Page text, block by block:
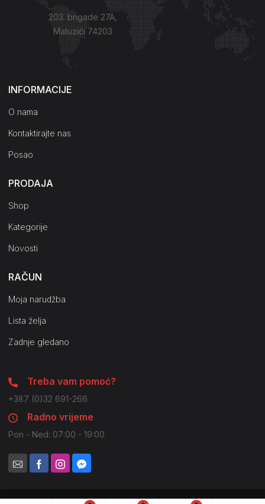
203. brigade 27A,
Matuzići 74203
Kako do nas?
INFORMACIJE
O nama
Kontaktirajte nas
Posao
PRODAJA
Shop
Kategorije
Novosti
RAČUN
Moja narudžba
Lista želja
Zadnje gledano
Treba vam pomoć?
+387 (0)32 691-266
Radno vrijeme
Pon - Ned: 07:00 - 19:00